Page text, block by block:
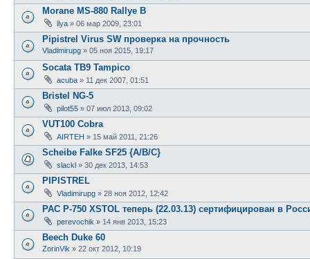
Morane MS-880 Rallye B
ilya » 06 мар 2009, 23:01
Pipistrel Virus SW проверка на прочность
Vladimirupg » 05 ноя 2015, 19:17
Socata TB9 Tampico
acuba » 11 дек 2007, 01:51
Bristel NG-5
pilot55 » 07 июл 2013, 09:02
VUT100 Cobra
AIRTEH » 15 май 2011, 21:26
Scheibe Falke SF25 {A/B/C}
slackl » 30 дек 2013, 14:53
PIPISTREL
Vladimirupg » 28 ноя 2012, 12:42
PAC P-750 XSTOL теперь (22.03.13) сертифицирован в
perevochik » 14 янв 2013, 15:23
Beech Duke 60
ZorinVik » 22 окт 2012, 10:19